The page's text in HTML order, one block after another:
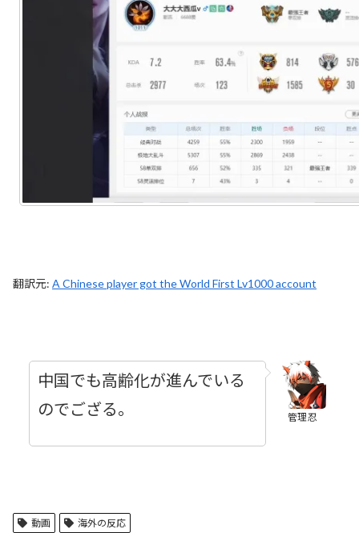
翻訳元: A Chinese player got the World First Lv1000 account
管理忍
中国でも高齢化が進んでいる
のでござる。
動画 海外の反応